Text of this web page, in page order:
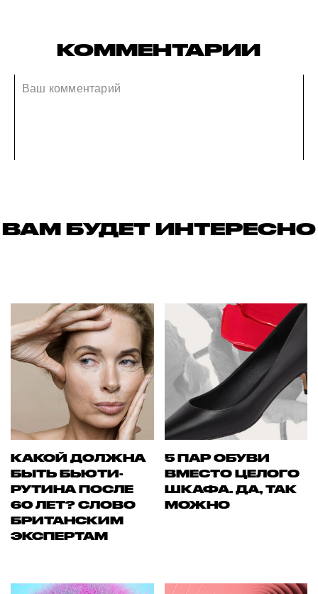
КОММЕНТАРИИ
ВАМ БУДЕТ ИНТЕРЕСНО
КАКОЙ ДОЛЖНА
БЫТЬ БЬЮТИ-
РУТИНА ПОСЛЕ
60 ЛЕТ? СЛОВО
БРИТАНСКИМ
ЭКСПЕРТАМ
5 ПАР ОБУВИ
ВМЕСТО ЦЕЛОГО
ШКАФА. ДА, ТАК
МОЖНО